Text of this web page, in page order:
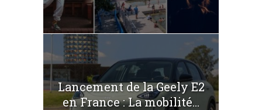
Lancement de la Geely E2
en France : La mobilité...